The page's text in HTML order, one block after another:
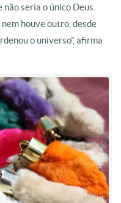
seria o único Deus.
houve outro, desde
o universo”, afirma